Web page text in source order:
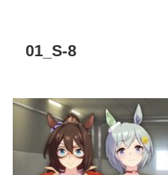
01_S-8